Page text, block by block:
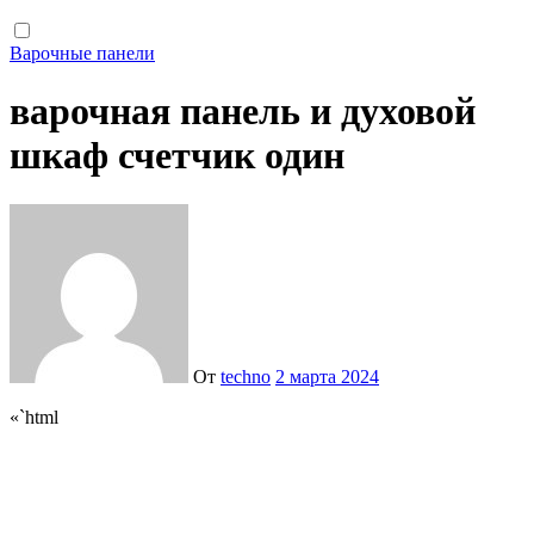
Варочные панели
варочная панель и духовой
шкаф счетчик один
От techno 2 марта 2024
«`html